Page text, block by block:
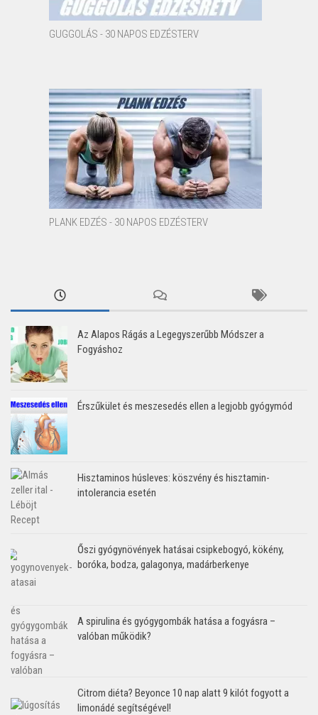
GUGGOLÁS - 30 NAPOS EDZÉSTERV
PLANK EDZÉS - 30 NAPOS EDZÉSTERV
Az Alapos Rágás a Legegyszerűbb Módszer a
Fogyáshoz
Érszűkület és meszesedés ellen a legjobb gyógymód
Hisztaminos húsleves: köszvény és hisztamin-
intolerancia esetén
Őszi gyógynövények hatásai csipkebogyó, kökény,
boróka, bodza, galagonya, madárberkenye
A spirulina és gyógygombák hatása a fogyásra –
valóban működik?
Citrom diéta? Beyonce 10 nap alatt 9 kilót fogyott a
limonádé segítségével!